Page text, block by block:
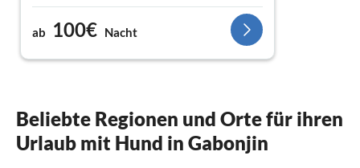
Schwimmen ein. Das Haus selbst ist liebevoll
eingerichtet, viel moderner und gemütlicher,
als es auf den Fotos rüberkommt. Die Betten
waren sehr bequem, 2 Klimaanlagen sind
Malinska ist nur 3 km entfernt, hier haben wir
immer einen günstigen Parkplatz gefunden,
um zu bummeln. Auch Krk und andere Orte
ab 100€ Nacht
Beliebte Regionen und Orte für ihren
Urlaub mit Hund in Gabonjin